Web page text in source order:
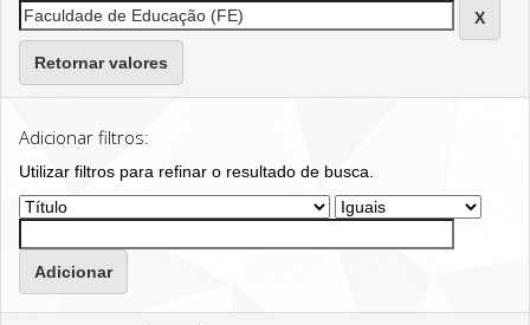
Retornar valores
Adicionar filtros:
Utilizar filtros para refinar o resultado de busca.